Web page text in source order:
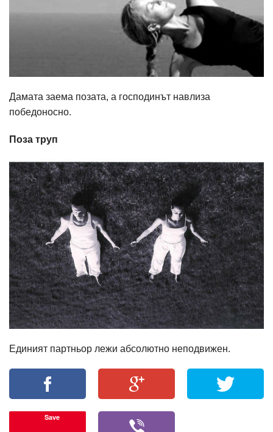
Дамата заема позата, а господинът навлиза
победоносно.
Поза труп
Единият партньор лежи абсолютно неподвижен.
Save